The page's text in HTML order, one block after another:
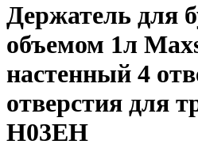
Держатель для
объемом 1л
настенный 4
отверстия для
H03EH